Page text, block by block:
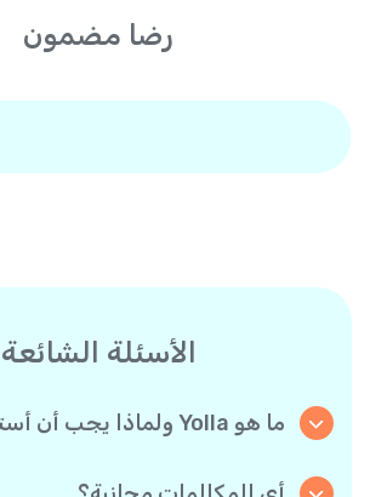
رضا مضمون
الأسئلة الشائعة
ما هو Yolla ولماذا يجب أن أستخدمه؟